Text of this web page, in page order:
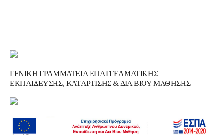
ΓΕΝΙΚΗ ΓΡΑΜΜΑΤΕΙΑ ΕΠΑΓΓΕΛΜΑΤΙΚΗΣ
ΕΚΠΑΙΔΕΥΣΗΣ, ΚΑΤΑΡΤΙΣΗΣ & ΔΙΑ ΒΙΟΥ ΜΑΘΗΣΗΣ